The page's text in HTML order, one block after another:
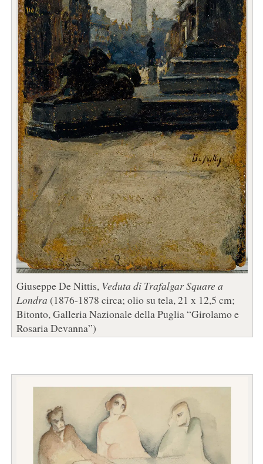
Giuseppe De Nittis, Veduta di Trafalgar Square a
Londra (1876-1878 circa; olio su tela, 21 x 12,5 cm;
Bitonto, Galleria Nazionale della Puglia “Girolamo e
Rosaria Devanna”)